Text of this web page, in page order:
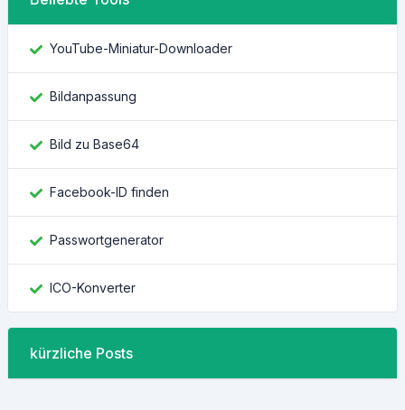
YouTube-Miniatur-Downloader
Bildanpassung
Bild zu Base64
Facebook-ID finden
Passwortgenerator
ICO-Konverter
kürzliche Posts